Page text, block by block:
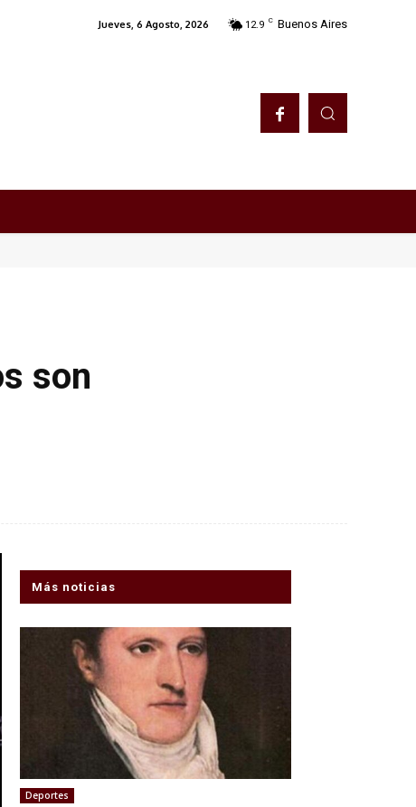
Jueves, 6 Agosto, 2026 12.9 C Buenos Aires
son
Más noticias
Deportes